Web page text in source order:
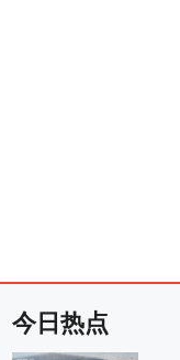
今日热点